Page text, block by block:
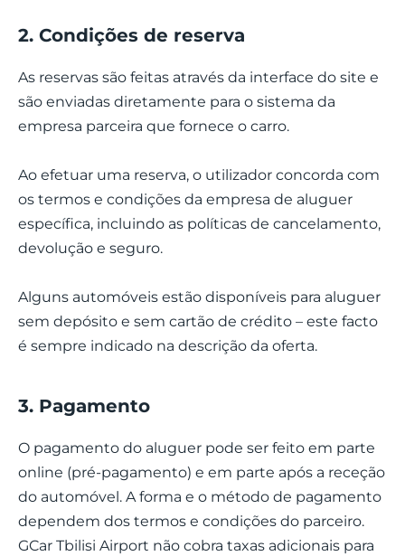
2. Condições de reserva
As reservas são feitas através da interface do site e
são enviadas diretamente para o sistema da
empresa parceira que fornece o carro.
Ao efetuar uma reserva, o utilizador concorda com
os termos e condições da empresa de aluguer
específica, incluindo as políticas de cancelamento,
devolução e seguro.
Alguns automóveis estão disponíveis para aluguer
sem depósito e sem cartão de crédito – este facto
é sempre indicado na descrição da oferta.
3. Pagamento
O pagamento do aluguer pode ser feito em parte
online (pré-pagamento) e em parte após a receção
do automóvel. A forma e o método de pagamento
dependem dos termos e condições do parceiro.
GCar Tbilisi Airport não cobra taxas adicionais para